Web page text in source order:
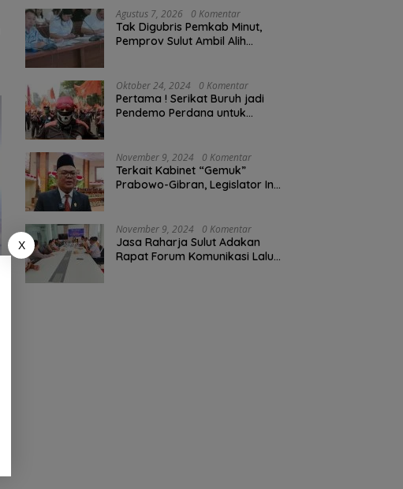
Agustus 7, 2026 0 Komentar
Tak Digubris Pemkab Minut,
Pemprov Sulut Ambil Alih
Oktober 24, 2024 0 Komentar
Pertama ! Serikat Buruh jadi
Pendemo Perdana untuk
November 9, 2024 0 Komentar
Terkait Kabinet “Gemuk”
Prabowo-Gibran, Legislator Ini
November 9, 2024 0 Komentar
Jasa Raharja Sulut Adakan
Rapat Forum Komunikasi Lalu
X